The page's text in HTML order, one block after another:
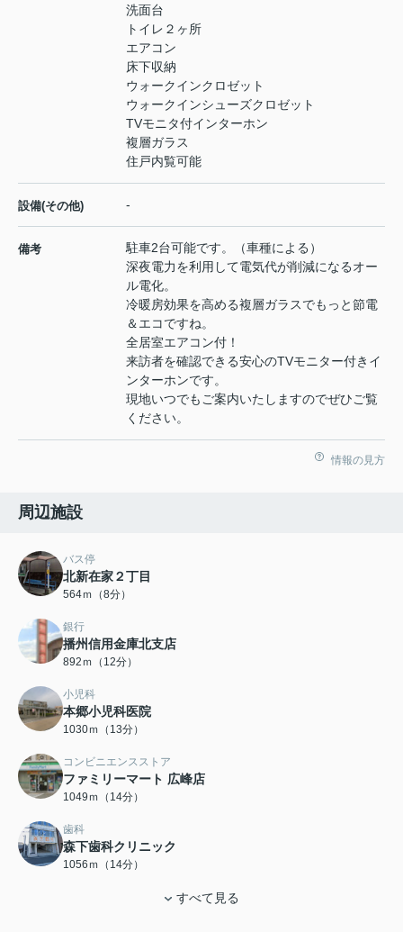
洗面台
トイレ２ヶ所
エアコン
床下収納
ウォークインクロゼット
ウォークインシューズクロゼット
TVモニタ付インターホン
複層ガラス
住戸内覧可能
設備(その他) -
備考
駐車2台可能です。（車種による）
深夜電力を利用して電気代が削減になるオー
ル電化。
冷暖房効果を高める複層ガラスでもっと節電
＆エコですね。
全居室エアコン付！
来訪者を確認できる安心のTVモニター付きイ
ンターホンです。
現地いつでもご案内いたしますのでぜひご覧
ください。
情報の見方
周辺施設
バス停
北新在家２丁目
564ｍ（8分）
銀行
播州信用金庫北支店
892ｍ（12分）
小児科
本郷小児科医院
1030ｍ（13分）
コンビニエンスストア
ファミリーマート 広峰店
1049ｍ（14分）
歯科
森下歯科クリニック
1056ｍ（14分）
すべて見る